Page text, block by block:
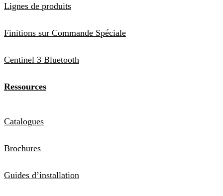
Lignes de produits
Finitions sur Commande Spéciale
Centinel 3 Bluetooth
Ressources
Catalogues
Brochures
Guides d’installation